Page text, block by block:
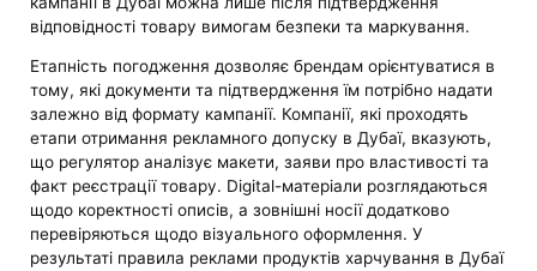
відповідності товару вимогам безпеки та маркування.
Етапність погодження дозволяє брендам орієнтуватися в
тому, які документи та підтвердження їм потрібно надати
залежно від формату кампанії. Компанії, які проходять
етапи отримання рекламного допуску в Дубаї, вказують,
що регулятор аналізує макети, заяви про властивості та
факт реєстрації товару. Digital-матеріали розглядаються
щодо коректності описів, а зовнішні носії додатково
перевіряються щодо візуального оформлення. У
результаті правила реклами продуктів харчування в Дубаї